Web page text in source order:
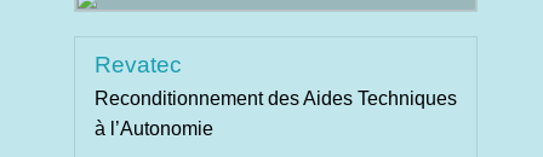
Revatec
Reconditionnement des Aides Techniques
à l’Autonomie